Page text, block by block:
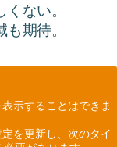
ない。
期待。
示することはできま
を更新し、次のタイ